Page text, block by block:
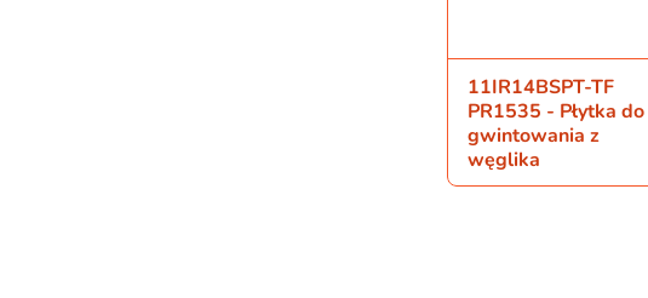
11IR14BSPT-TF
PR1535 - Płytka do
gwintowania z
węglika